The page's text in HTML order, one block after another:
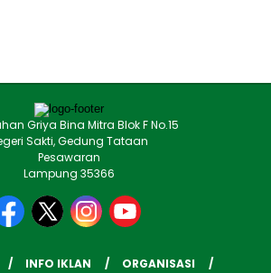
Griya Bina Mitra Blok F No.15
Sakti, Gedung Tataan
Pesawaran
Lampung 35366
INFO IKLAN
ORGANISASI